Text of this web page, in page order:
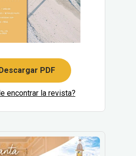
PDF
encontrar la revista?